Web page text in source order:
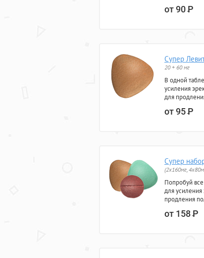
от 90Р
Супер
20 + 60 мг
В одной
усиления
для
от 95Р
Супер
(2х160мг,
Попробуй
для усиления
продления
от 158Р